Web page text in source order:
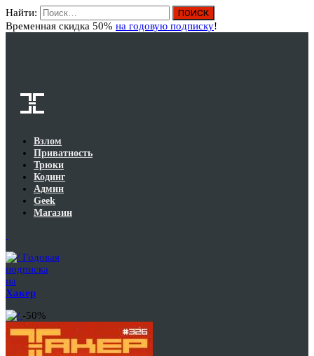
Найти:
Временная скидка 50% на годовую подписку!
Взлом
Приватность
Трюки
Кодинг
Админ
Geek
Магазин
Годовая
подписка
на
Хакер
-50%